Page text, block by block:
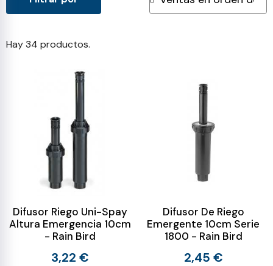
Hay 34 productos.
Difusor Riego Uni-Spay
Altura Emergencia 10cm
- Rain Bird
3,22 €
Difusor De Riego
Emergente 10cm Serie
1800 - Rain Bird
2,45 €